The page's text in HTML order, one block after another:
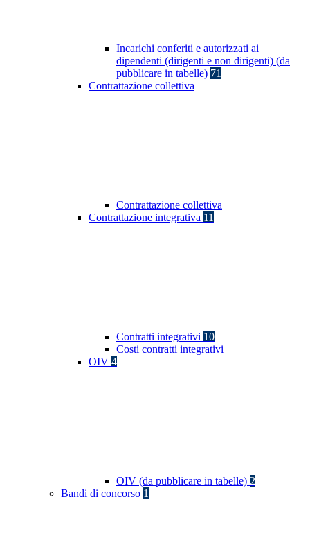
Incarichi conferiti e autorizzati ai
dipendenti (dirigenti e non dirigenti) (da
pubblicare in tabelle) 71
Contrattazione collettiva
Contrattazione collettiva
Contrattazione integrativa 11
Contratti integrativi 10
Costi contratti integrativi
OIV 4
OIV (da pubblicare in tabelle) 2
Bandi di concorso 1